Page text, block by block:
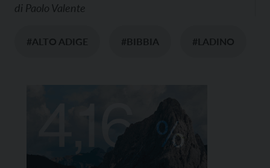
di Paolo Valente
#ALTO ADIGE #BIBBIA #LADINO